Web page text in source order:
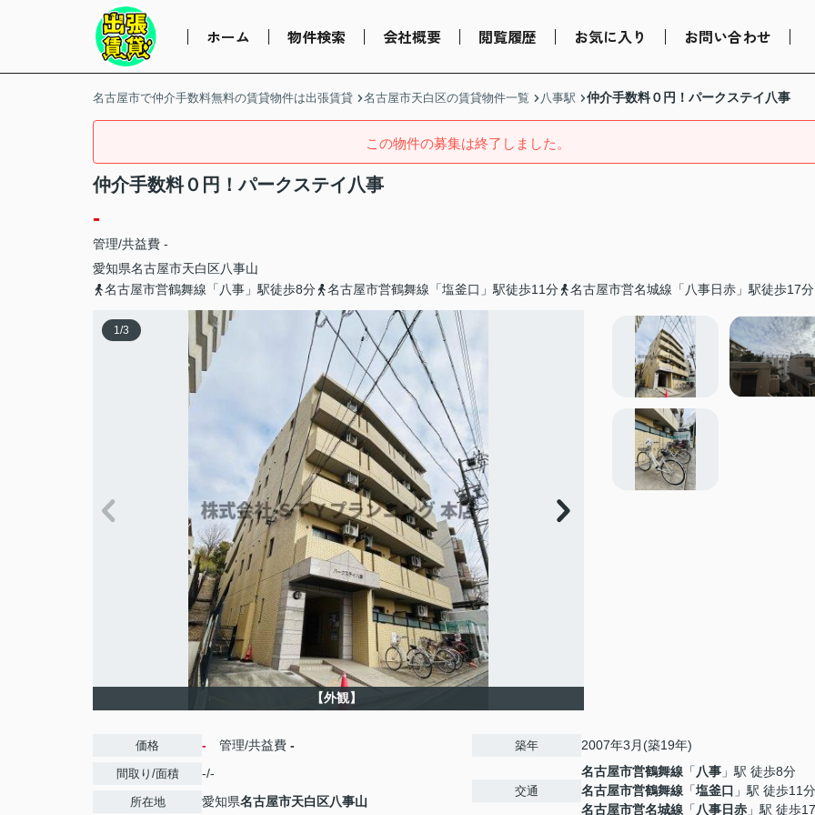
ホーム 物件検索 会社概要 閲覧履歴 お気に入り お問い合わせ
名古屋市で仲介手数料無料の賃貸物件は出張賃貸 名古屋市天白区の賃貸物件一覧 八事駅 仲介手数料０円！パークステイ八事
この物件の募集は終了しました。
仲介手数料０円！パークステイ八事
-
管理/共益費 -
愛知県名古屋市天白区八事山
名古屋市営鶴舞線「八事」駅徒歩8分
名古屋市営鶴舞線「塩釜口」駅徒歩11分 名古屋市営名城線「八事日赤」駅徒歩17分
1/3
【外観】
価格 - 管理/共益費 -
間取り/面積 -/-
所在地 愛知県名古屋市天白区八事山
築年 2007年3月(築19年)
交通
名古屋市営鶴舞線 「 八事 」駅 徒歩8分
名古屋市営鶴舞線 「塩釜口 」駅 徒歩11分
名古屋市営名城線 「 八事日赤 」駅 徒歩